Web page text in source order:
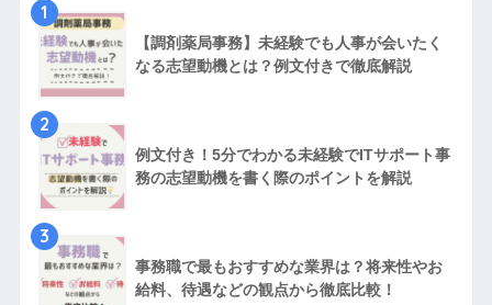
1
【調剤薬局事務】未経験でも人事が会いたく
なる志望動機とは？例文付きで徹底解説
2
例文付き！5分でわかる未経験でITサポート事
務の志望動機を書く際のポイントを解説
3
事務職で最もおすすめな業界は？将来性やお
給料、待遇などの観点から徹底比較！